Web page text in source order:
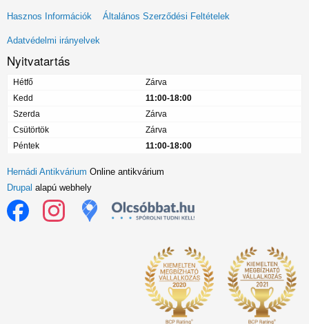
Lábléc
menü
Hasznos Információk Általános Szerződési Feltételek
Adatvédelmi irányelvek
Nyitvatartás
Hétfő
Zárva
Kedd
11:00-18:00
Szerda
Zárva
Csütörtök
Zárva
Péntek
11:00-18:00
Hernádi Antikvárium Online antikvárium
Drupal alapú webhely